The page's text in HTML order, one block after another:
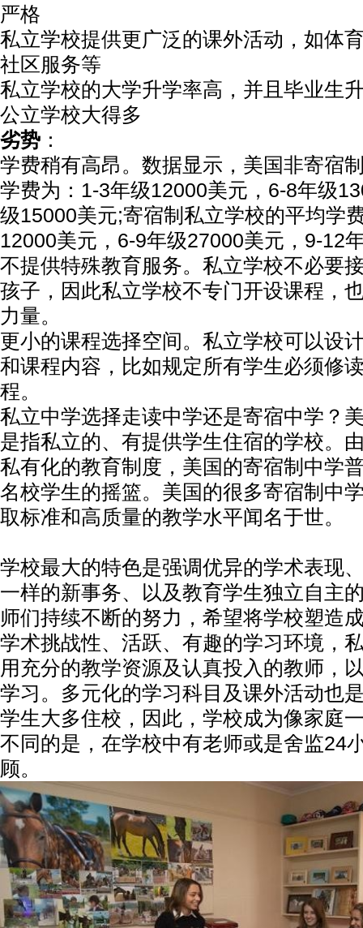
严格
私立学校提供更广泛的课外活动，如体
社区服务等
私立学校的大学升学率高，并且毕业生
公立学校大得多
劣势 ：
学费稍有高昂。数据显示，美国非寄宿
学费为：1-3年级12000美元，6-8年级
级15000美元;寄宿制私立学校的平均学
12000美元，6-9年级27000美元，9-12
不提供特殊教育服务。私立学校不必要
孩子，因此私立学校不专门开设课程，
力量。
更小的课程选择空间。私立学校可以设
和课程内容，比如规定所有学生必须修
程。
私立中学选择走读中学还是寄宿中学？
是指私立的、有提供学生住宿的学校。
私有化的教育制度，美国的寄宿制中学
名校学生的摇篮。美国的很多寄宿制中
取标准和高质量的教学水平闻名于世。
学校最大的特色是强调优异的学术表现
一样的新事务、以及教育学生独立自主
师们持续不断的努力，希望将学校塑造
学术挑战性、活跃、有趣的学习环境，
用充分的教学资源及认真投入的教师，
学习。多元化的学习科目及课外活动也
学生大多住校，因此，学校成为像家庭
不同的是，在学校中有老师或是舍监24
顾。